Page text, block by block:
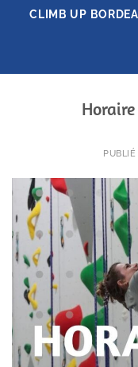
PasserCLIMB UP
PUBLIÉ